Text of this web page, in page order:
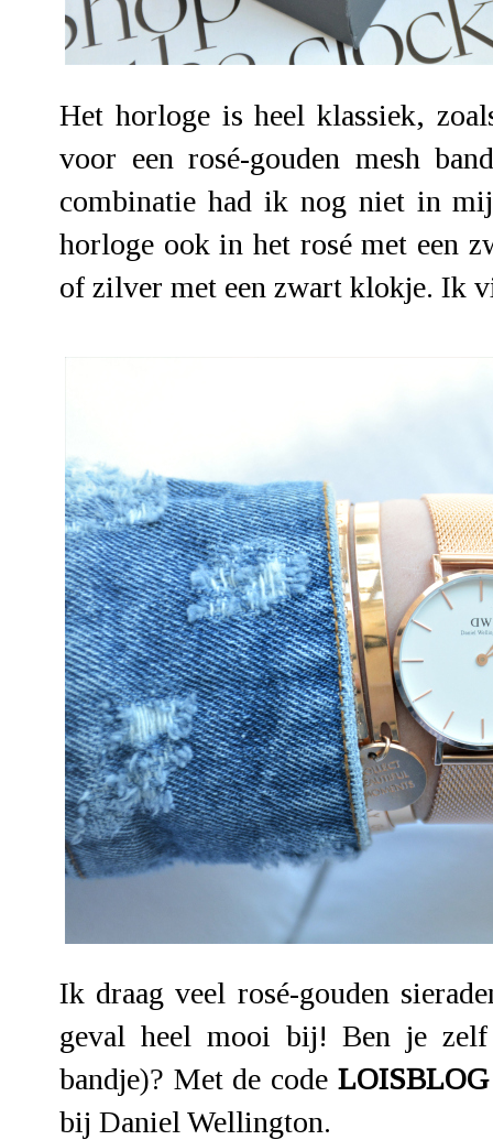
Het horloge is heel klassiek,
voor een rosé-gouden mesh
combinatie had ik nog niet in
horloge ook in het rosé met een
of zilver met een zwart klokje. Ik
Ik draag veel rosé-gouden
geval heel mooi bij! Ben je
bandje)? Met de code LOISBLOG
bij Daniel Wellington.